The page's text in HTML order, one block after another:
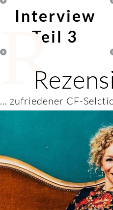
Interview
Teil 3
R
... zufriedener CF-